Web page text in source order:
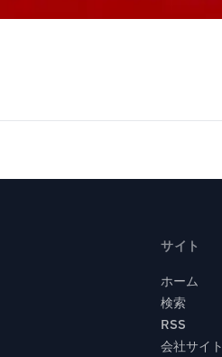
サイト
ホーム
検索
RSS
会社サイト